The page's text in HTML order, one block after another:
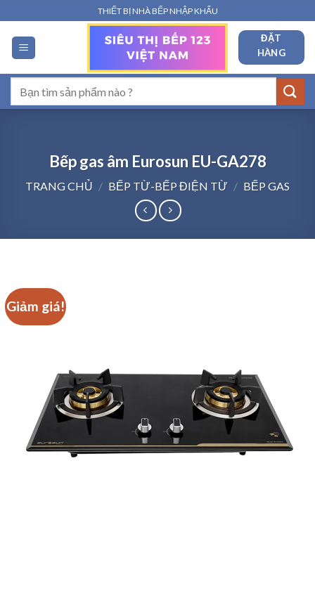
qua
nội
dung
THIẾT BỊ NHÀ BẾP NHẬP KHẨU
ĐẶT
HÀNG
kiếm:
Bếp gas âm Eurosun EU-GA278
TRANG CHỦ / BẾP TỪ-BẾP ĐIỆN TỪ / BẾP GAS
Giảm giá!